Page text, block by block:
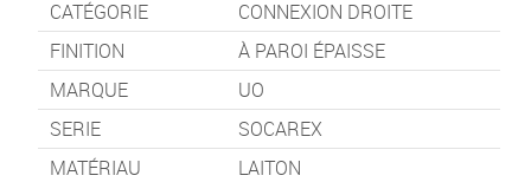
CATÉGORIE
CONNEXION DROITE
FINITION
À PAROI ÉPAISSE
MARQUE
UO
SERIE
SOCAREX
MATÉRIAU
LAITON